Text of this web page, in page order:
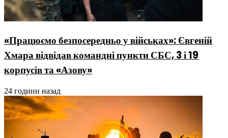
«Працюємо безпосередньо у військах»: Євгеній
Хмара відвідав командні пункти СБС, 3 і 19
корпусів та «Азову»
24 години назад